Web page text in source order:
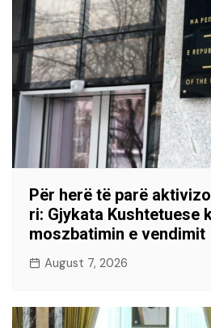
Për herë të parë
ri: Gjykata Kushtetuese
moszbatimin e vendimit
August 7, 2026